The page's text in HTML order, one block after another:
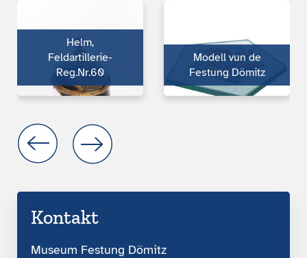
Helm,
Feldartillerie-
Reg.Nr.60
Modell vun de
Festung Dömitz
Kontakt
Museum Festung Dömitz